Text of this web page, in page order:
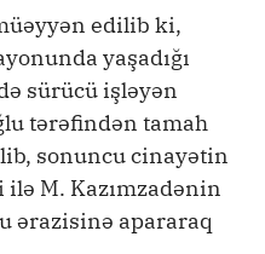
edilib ki,
yaşadığı
sürücü işləyən
tərəfindən tamah
sonuncu cinayətin
M. Kazımzadənin
ərazisinə apararaq